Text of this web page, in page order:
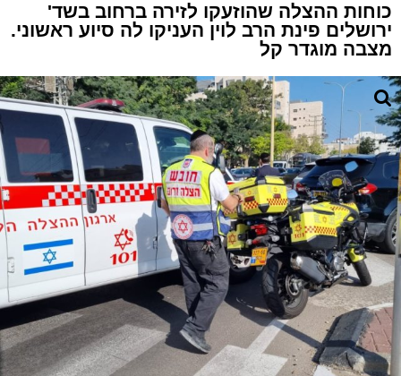
כוחות ההצלה שהוזעקו לזירה ברחוב בשד'
ירושלים פינת הרב לוין העניקו לה סיוע ראשוני.
מצבה מוגדר קל